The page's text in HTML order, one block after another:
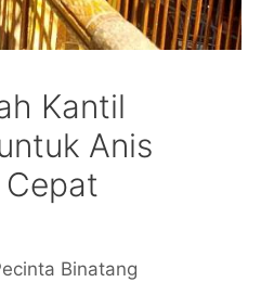
Kantil
Anis
Binatang